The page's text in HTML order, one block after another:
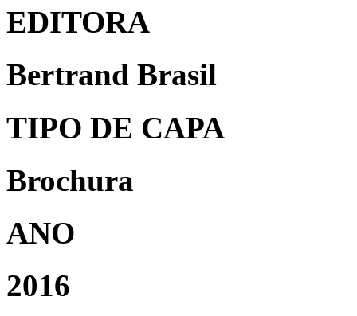
EDITORA
Bertrand Brasil
TIPO DE CAPA
Brochura
ANO
2016